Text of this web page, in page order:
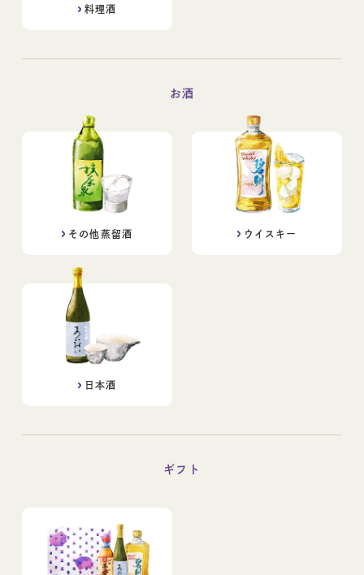
料理酒
お酒
その他蒸留酒 ウイスキー
日本酒
ギフト